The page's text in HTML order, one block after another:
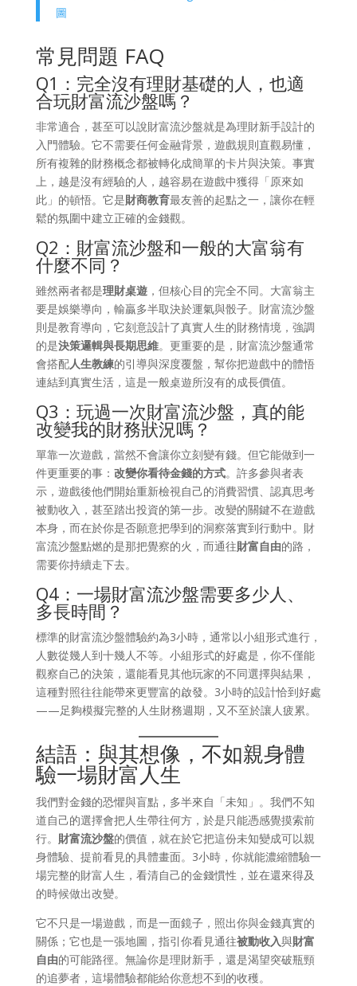
圖
常見問題 FAQ
Q1：完全沒有理財基礎的人，也適
合玩財富流沙盤嗎？
非常適合，甚至可以說財富流沙盤就是為理財新手設計的
入門體驗。它不需要任何金融背景，遊戲規則直觀易懂，
所有複雜的財務概念都被轉化成簡單的卡片與決策。事實
上，越是沒有經驗的人，越容易在遊戲中獲得「原來如
此」的頓悟。它是財商教育最友善的起點之一，讓你在輕
鬆的氛圍中建立正確的金錢觀。
Q2：財富流沙盤和一般的大富翁有
什麼不同？
雖然兩者都是理財桌遊，但核心目的完全不同。大富翁主
要是娛樂導向，輸贏多半取決於運氣與骰子。財富流沙盤
則是教育導向，它刻意設計了真實人生的財務情境，強調
的是決策邏輯與長期思維。更重要的是，財富流沙盤通常
會搭配人生教練的引導與深度覆盤，幫你把遊戲中的體悟
連結到真實生活，這是一般桌遊所沒有的成長價值。
Q3：玩過一次財富流沙盤，真的能
改變我的財務狀況嗎？
單靠一次遊戲，當然不會讓你立刻變有錢。但它能做到一
件更重要的事： 改變你看待金錢的方式。許多參與者表
示，遊戲後他們開始重新檢視自己的消費習慣、認真思考
被動收入，甚至踏出投資的第一步。改變的關鍵不在遊戲
本身，而在於你是否願意把學到的洞察落實到行動中。財
富流沙盤點燃的是那把覺察的火，而通往財富自由的路，
需要你持續走下去。
Q4：一場財富流沙盤需要多少人、
多長時間？
標準的財富流沙盤體驗約為3小時，通常以小組形式進行，
人數從幾人到十幾人不等。小組形式的好處是，你不僅能
觀察自己的決策，還能看見其他玩家的不同選擇與結果，
這種對照往往能帶來更豐富的啟發。3小時的設計恰到好處
——足夠模擬完整的人生財務週期，又不至於讓人疲累。
結語：與其想像，不如親身體
驗一場財富人生
我們對金錢的恐懼與盲點，多半來自「未知」。我們不知
道自己的選擇會把人生帶往何方，於是只能憑感覺摸索前
行。 財富流沙盤的價值，就在於它把這份未知變成可以親
身體驗、提前看見的具體畫面。3小時，你就能濃縮體驗一
場完整的財富人生，看清自己的金錢慣性，並在還來得及
的時候做出改變。
它不只是一場遊戲，而是一面鏡子，照出你與金錢真實的
關係；它也是一張地圖，指引你看見通往被動收入與財富
自由的可能路徑。無論你是理財新手，還是渴望突破瓶頸
的追夢者，這場體驗都能給你意想不到的收穫。